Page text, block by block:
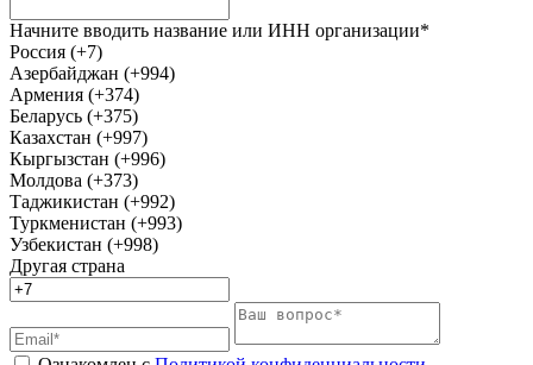
Начните вводить название или ИНН организации*
Россия (+7)
Азербайджан (+994)
Армения (+374)
Беларусь (+375)
Казахстан (+997)
Кыргызстан (+996)
Молдова (+373)
Таджикистан (+992)
Туркменистан (+993)
Узбекистан (+998)
Другая страна